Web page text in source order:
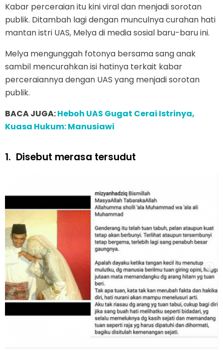
Kabar perceraian itu kini viral dan menjadi sorotan
publik. Ditambah lagi dengan munculnya curahan hati
mantan istri UAS, Melya di media sosial baru-baru ini.
Melya mengunggah fotonya bersama sang anak
sambil mencurahkan isi hatinya terkait kabar
perceraiannya dengan UAS yang menjadi sorotan
publik.
BACA JUGA:Heboh UAS Gugat Cerai Istrinya,
Kuasa Hukum: Manusiawi
1. Disebut merasa tersudut